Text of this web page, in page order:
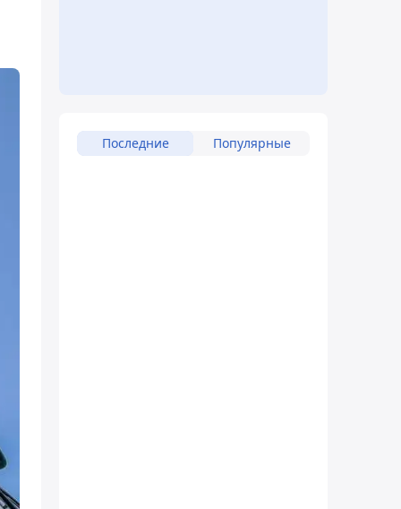
Последние Популярные